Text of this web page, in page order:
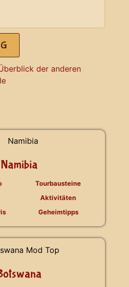
der anderen
Namibia
Tourbausteine
Aktivitäten
Geheimtipps